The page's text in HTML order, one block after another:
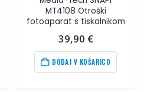
MT4108 Otroški
fotoaparat s tiskalnikom
39,90 €
DODAJ V KOŠARICO